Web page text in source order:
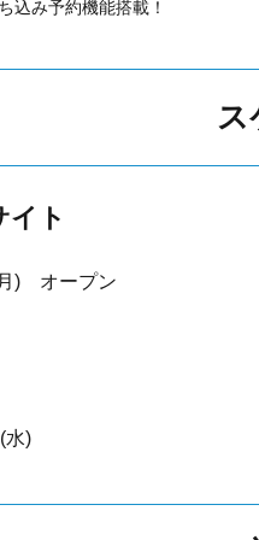
込み予約機能搭載！
ス
イト
) オープン
水)